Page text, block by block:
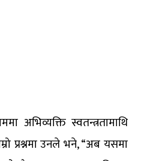
अभिव्यक्ति स्वतन्त्रतामाथि
प्रश्नमा उनले भने, “अब यसमा